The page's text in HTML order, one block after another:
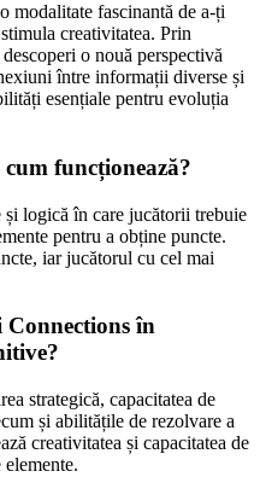
modalitate fascinantă de a-ți
creativitatea. Prin
o nouă perspectivă
între informații diverse și
esențiale pentru evoluția
cum funcționează?
și logică în care jucătorii trebuie
pentru a obține puncte.
iar jucătorul cu cel mai
Connections în
strategică, capacitatea de
și abilitățile de rezolvare a
creativitatea și capacitatea de